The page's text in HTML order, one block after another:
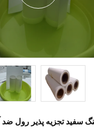
سفید تجزیه پذیر رول ضد